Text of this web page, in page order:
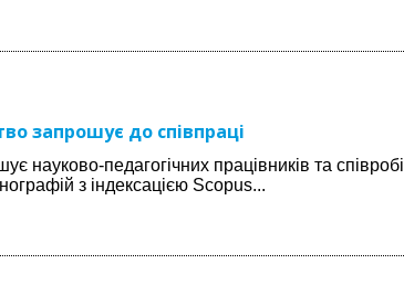
запрошує до співпраці
педагогічних працівників та
з індексацією Scopus...